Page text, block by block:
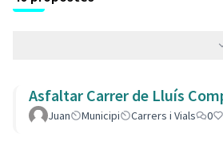
Asfaltar Carrer de Lluís
Juan Municipi Carrers i Vials 0